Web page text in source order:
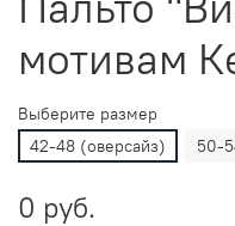
мотивам
Выберите размер
42-48 (оверсайз)
50-
0 руб.